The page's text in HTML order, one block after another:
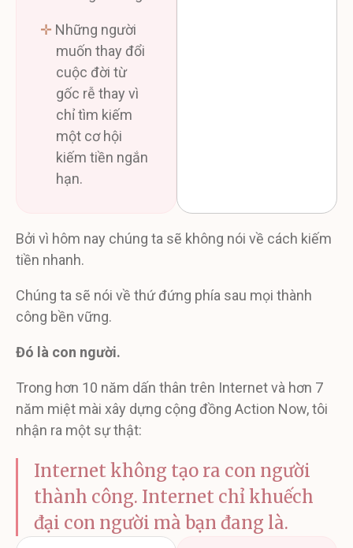
✛ Những người
muốn thay đổi
cuộc đời từ
gốc rễ thay vì
chỉ tìm kiếm
một cơ hội
kiếm tiền ngắn
hạn.
Bởi vì hôm nay chúng ta sẽ không nói về cách kiếm
tiền nhanh.
Chúng ta sẽ nói về thứ đứng phía sau mọi thành
công bền vững.
Đó là con người.
Trong hơn 10 năm dấn thân trên Internet và hơn 7
năm miệt mài xây dựng cộng đồng Action Now, tôi
nhận ra một sự thật:
Internet không tạo ra con người
thành công. Internet chỉ khuếch
đại con người mà bạn đang là.